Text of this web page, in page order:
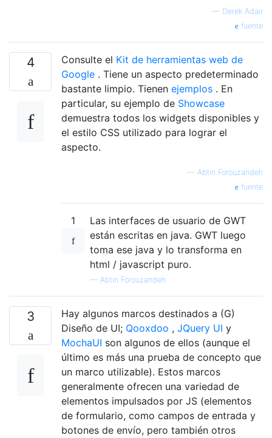
— Derek Adair
fuente
4 Consulte el Kit de herramientas web de
Google . Tiene un aspecto predeterminado
bastante limpio. Tienen ejemplos . En
particular, su ejemplo de Showcase
demuestra todos los widgets disponibles y
el estilo CSS utilizado para lograr el
aspecto.
— Abtin Forouzandeh
fuente
1
Las interfaces de usuario de GWT
están escritas en java. GWT luego
toma ese java y lo transforma en
html / javascript puro.
— Abtin Forouzandeh
3
Hay algunos marcos destinados a (G)
Diseño de UI; Qooxdoo , JQuery UI y
MochaUI son algunos de ellos (aunque el
último es más una prueba de concepto que
un marco utilizable). Estos marcos
generalmente ofrecen una variedad de
elementos impulsados ​​por JS (elementos
de formulario, como campos de entrada y
botones de envío, pero también otros